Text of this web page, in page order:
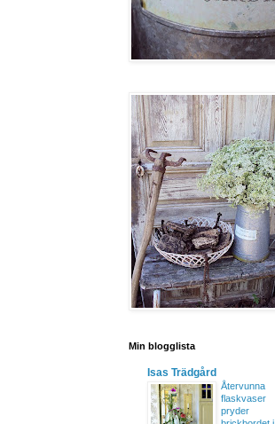
Min blogglista
Isas Trädgård
Återvunna
flaskvaser
pryder